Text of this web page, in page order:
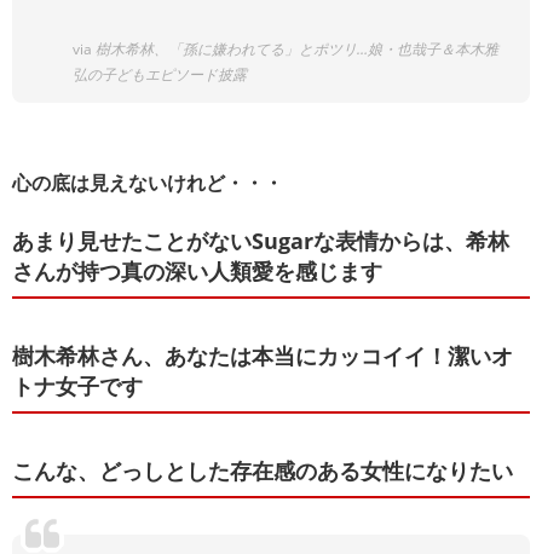
via 樹木希林、「孫に嫌われてる」とポツリ…娘・也哉子＆本木雅
弘の子どもエピソード披露
心の底は見えないけれど・・・
あまり見せたことがないSugarな表情からは、希林
さんが持つ真の深い人類愛を感じます
樹木希林さん、あなたは本当にカッコイイ！潔いオ
トナ女子です
こんな、どっしとした存在感のある女性になりたい